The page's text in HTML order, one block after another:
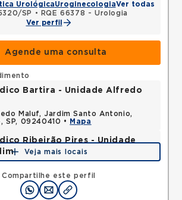
UrológicaUroginecologiaVer todas
SP
•
RQE 66378 - Urologia
Ver perfil
Agende uma consulta
Compartilhe este perfil
Bartira - Unidade Alfredo
Maluf, Jardim Santo Antonio,
SP, 09240410 •
Mapa
Ribeirão Pires - Unidade
Suissa, Ribeirao Pires, SP,
Mapa
Veja mais locais